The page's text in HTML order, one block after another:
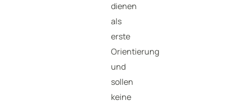
dienen
als
erste
Orientierung
und
sollen
keine